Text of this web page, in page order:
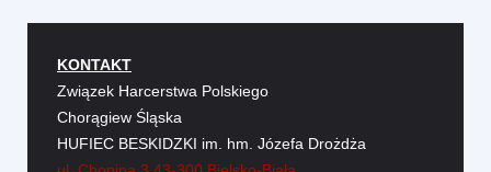
KONTAKT
Związek Harcerstwa Polskiego
Chorągiew Śląska
HUFIEC BESKIDZKI im. hm. Józefa Drożdża